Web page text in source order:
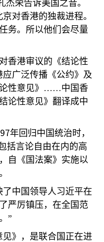
杰荣告诉美国之音。
对香港的独裁进程。
务。所以他们会尽量
香港审议的《结论性
广泛传播《公约》及
论性意见》……中国香
论性意见》翻译成中
年回归中国统治时，
括言论自由在内的高
自《国法案》实施以
中国领导人习近平在
严厉镇压，在全国范
”
》，是联合国正在进